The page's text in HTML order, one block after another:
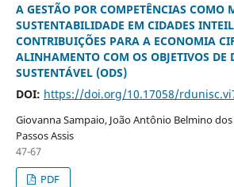
A GESTÃO POR COMPETÊNCIAS COMO
SUSTENTABILIDADE EM CIDADES
CONTRIBUIÇÕES PARA A ECONOMIA
ALINHAMENTO COM OS OBJETIVOS DE
SUSTENTÁVEL (ODS)
DOI: https://doi.org/10.17058/
Giovanna Sampaio, João Antônio Belmino
Passos Assis
47-67
PDF